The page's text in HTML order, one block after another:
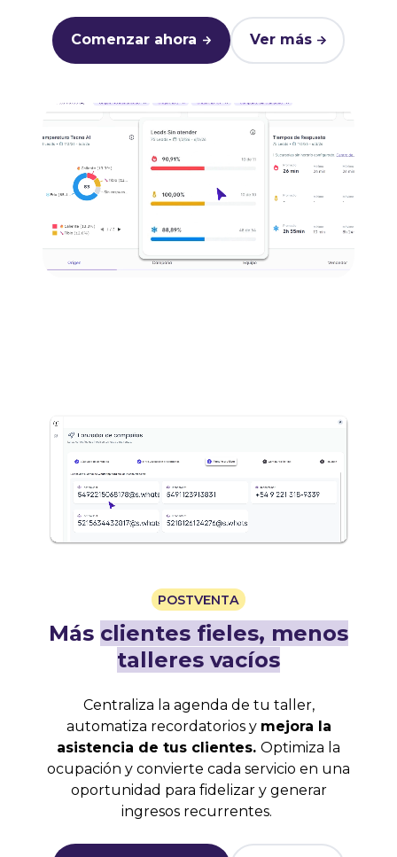
Comenzar ahora Ver más
POSTVENTA
Más clientes fieles, menos
talleres vacíos
Centraliza la agenda de tu taller,
automatiza recordatorios y mejora la
asistencia de tus clientes. Optimiza la
ocupación y convierte cada servicio en una
oportunidad para fidelizar y generar
ingresos recurrentes.